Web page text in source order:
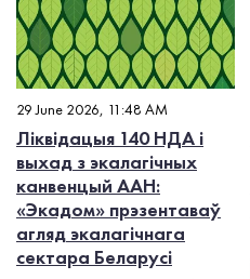
29 June 2026, 11:48 AM
Ліквідацыя 140 НДА і
выхад з экалагiчных
канвенцый ААН:
«Экадом» прэзентаваў
агляд экалагічнага
сектара Беларусі